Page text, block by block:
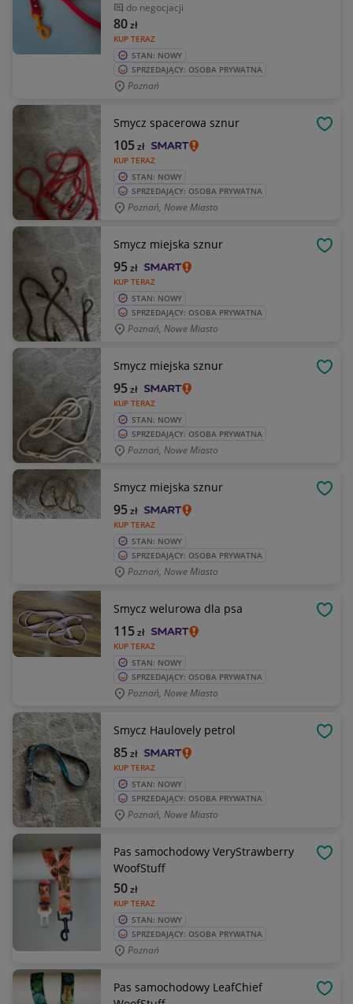
do negocjacji
KUP TERAZ
80zł
STAN: NOWY
SPRZEDAJĄCY: OSOBA PRYWATNA
Poznań
Smycz spacerowa sznur
KUP TERAZ
105zł
STAN: NOWY
SPRZEDAJĄCY: OSOBA PRYWATNA
Poznań, Nowe Miasto
Smycz miejska sznur
KUP TERAZ
95zł
STAN: NOWY
SPRZEDAJĄCY: OSOBA PRYWATNA
Poznań, Nowe Miasto
Smycz miejska sznur
KUP TERAZ
95zł
STAN: NOWY
SPRZEDAJĄCY: OSOBA PRYWATNA
Poznań, Nowe Miasto
Smycz miejska sznur
KUP TERAZ
95zł
STAN: NOWY
SPRZEDAJĄCY: OSOBA PRYWATNA
Poznań, Nowe Miasto
Smycz welurowa dla psa
KUP TERAZ
115zł
STAN: NOWY
SPRZEDAJĄCY: OSOBA PRYWATNA
Poznań, Nowe Miasto
Smycz Haulovely petrol
KUP TERAZ
85zł
STAN: NOWY
SPRZEDAJĄCY: OSOBA PRYWATNA
Poznań, Nowe Miasto
Pas samochodowy VeryStrawberry
WoofStuff
KUP TERAZ
50zł
STAN: NOWY
SPRZEDAJĄCY: OSOBA PRYWATNA
Poznań
Pas samochodowy LeafChief